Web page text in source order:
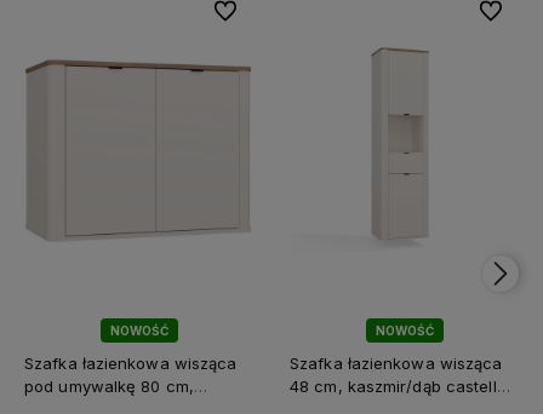
NOWOŚĆ
Szafka łazienkowa wisząca
pod umywalkę 80 cm,
Do ulubionych
NOWOŚĆ
Szafka łazienkowa wisząca
48 cm, kaszmir/dąb castello
Do